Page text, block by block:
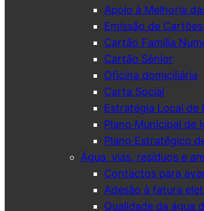
Apoio à Melhoria
Emissão de
Cartão Família
Cartão Sénior
Oficina domiciliária
Carta Social
Estratégia Local de
Plano Municipal de
Plano Estratégico
Água, vias, resíduos e
Contactos para
Adesão à fatura
Qualidade da água